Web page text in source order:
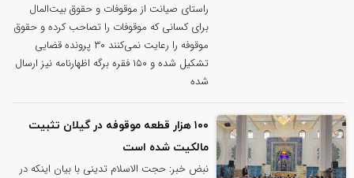
راستای صیانت از موقوفات و حقوق بیت‌المال
برای کسانی که موقوفات را تصاحب کرده و حقوق
موقوفه را رعایت نمی‌کنند ۳۰ پرونده قضایی
تشکیل شده و ۱۵۰ فقره برگه اظهارنامه نیز ارسال
شده
۱۰۰ هزار قطعه موقوفه در گیلان تثبیت
مالکیت شده است
نبض خبر: حجت الاسلام تدینی با بیان اینکه در